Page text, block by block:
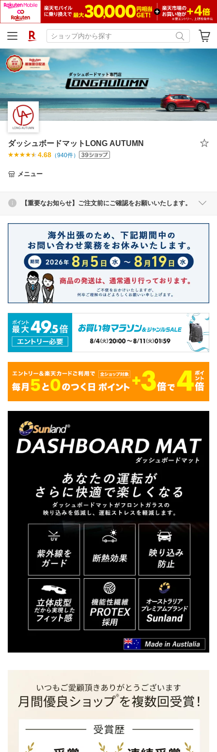
ダッシュボードマットLONG AUTUMN
4.68 （940件）
メニュー
【重要なお知らせ】ご注文前にご確認をお願いいたします。